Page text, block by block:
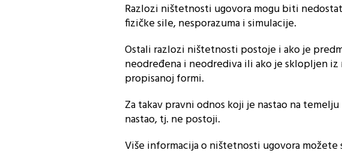
Razlozi ništetnosti ugovora mogu biti
fizičke sile, nesporazuma i simulacije.
Ostali razlozi ništetnosti postoje i ako je
neodređena i neodrediva ili ako je sklopljen
propisanoj formi.
Za takav pravni odnos koji je nastao na
nastao, tj. ne postoji.
Više informacija o ništetnosti ugovora možete